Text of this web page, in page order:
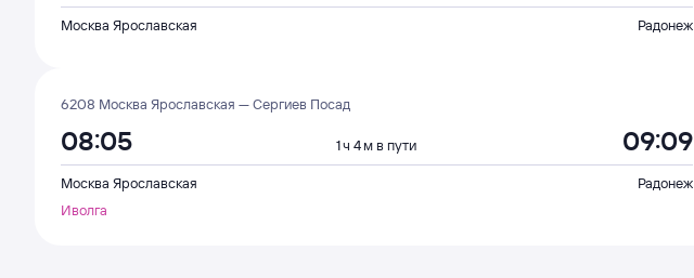
Москва Ярославская Радонеж
6208 Москва Ярославская — Сергиев Посад
08:05 1 ч 4 м в пути 09:09
Москва Ярославская
Радонеж
Иволга